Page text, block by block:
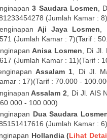
3 Saudara Losmen ,
(Jumlah Kamar :
Aji Jaya Losmen
(Jumlah Kamar : 7)(Tarif :
Anisa Losmen , Di
(Jumlah Kamar : 11)(Tarif :
Assalam 1 , Di Jl.
: 17)(Tarif : 70.000 -
Assalam 2 , Di Jl. AIS
- 100.000)
Dua Saudara
(Jumlah Kamar :
Hollandia (Lihat